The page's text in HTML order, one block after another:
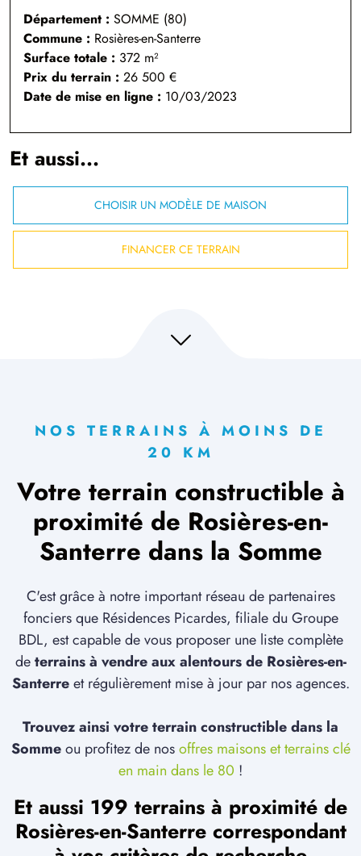
Département : SOMME (80)
Commune : Rosières-en-Santerre
Surface totale : 372 m²
Prix du terrain : 26 500 €
Date de mise en ligne : 10/03/2023
Et aussi...
CHOISIR UN MODÈLE DE MAISON
FINANCER CE TERRAIN
NOS TERRAINS À MOINS DE
20 KM
Votre terrain constructible à
proximité de Rosières-en-
Santerre dans la Somme
C'est grâce à notre important réseau de partenaires
fonciers que Résidences Picardes, filiale du Groupe
BDL, est capable de vous proposer une liste complète
deterrains à vendre aux alentours de Rosières-en-
Santerreet régulièrement mise à jour par nos agences.
Trouvez ainsi votre terrain constructible dans la
Sommeou profitez de nosoffres maisons et terrains clé
en main dans le 80 !
Et aussi 199 terrains à proximité de
Rosières-en-Santerre correspondant